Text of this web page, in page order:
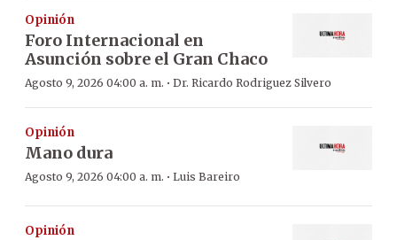
Opinión
Foro Internacional en
Asunción sobre el Gran Chaco
Agosto 9, 2026 04:00 a. m. · Dr. Ricardo Rodriguez Silvero
Opinión
Mano dura
Agosto 9, 2026 04:00 a. m. · Luis Bareiro
Opinión